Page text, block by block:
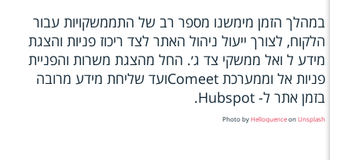
במהלך הזמן מימשנו מספר רב של התממשקויות עבור
הלקוח, לצורך ייעול ניהול האתר לצד ריכוז פניות והצגת
מידע ל ואל ממשקי צד ג׳. החל מהצגת משרות והפניית
פניות אל וממערכת Comeetועד שליחת מידע מרובה
בזמן אתר ל- Hubspot.
Photo byHelloquenceonUnsplash